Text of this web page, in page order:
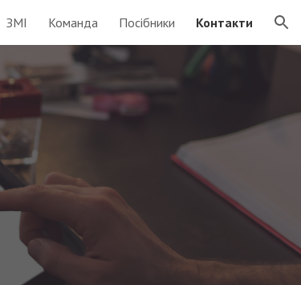
ЗМІ Команда Посібники Контакти